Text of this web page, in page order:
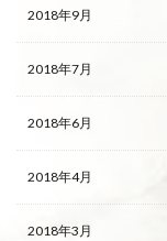
2018年9月
2018年7月
2018年6月
2018年4月
2018年3月